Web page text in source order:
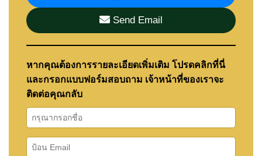
Send Email
หากคุณต้องการรายละเอียดเพิ่มเติม โปรดคลิกที่นี่
และกรอกแบบฟอร์มสอบถาม เจ้าหน้าที่ของเราจะ
ติดต่อคุณกลับ